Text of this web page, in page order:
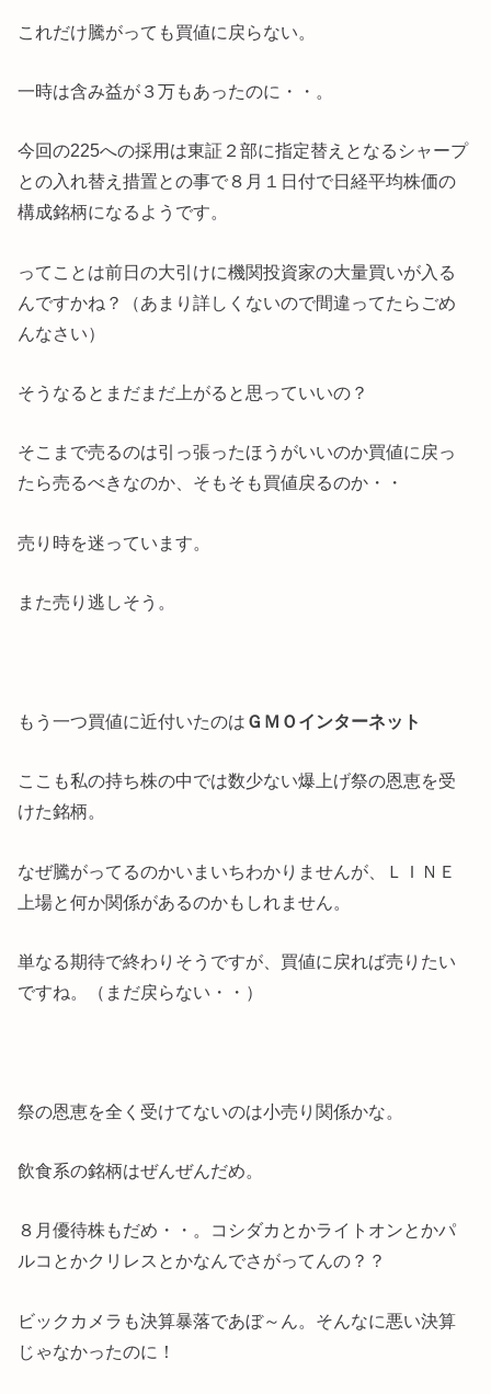
これだけ騰がっても買値に戻らない。
一時は含み益が３万もあったのに・・。
今回の225への採用は東証２部に指定替えとなるシャープ
との入れ替え措置との事で８月１日付で日経平均株価の
構成銘柄になるようです。
ってことは前日の大引けに機関投資家の大量買いが入る
んですかね？（あまり詳しくないので間違ってたらごめ
んなさい）
そうなるとまだまだ上がると思っていいの？
そこまで売るのは引っ張ったほうがいいのか買値に戻っ
たら売るべきなのか、そもそも買値戻るのか・・
売り時を迷っています。
また売り逃しそう。
もう一つ買値に近付いたのは ＧＭＯインターネット
ここも私の持ち株の中では数少ない爆上げ祭の恩恵を受
けた銘柄。
なぜ騰がってるのかいまいちわかりませんが、ＬＩＮＥ
上場と何か関係があるのかもしれません。
単なる期待で終わりそうですが、買値に戻れば売りたい
ですね。（まだ戻らない・・）
祭の恩恵を全く受けてないのは小売り関係かな。
飲食系の銘柄はぜんぜんだめ。
８月優待株もだめ・・。コシダカとかライトオンとかパ
ルコとかクリレスとかなんでさがってんの？？
ビックカメラも決算暴落であぼ～ん。そんなに悪い決算
じゃなかったのに！